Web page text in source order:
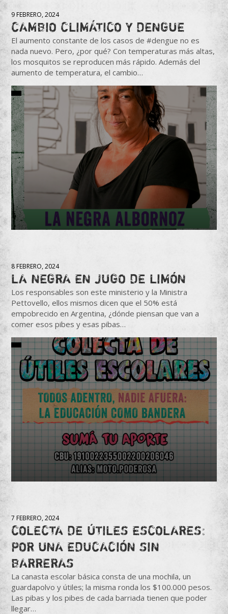
9 FEBRERO, 2024
CAMBIO CLIMÁTICO Y DENGUE
El aumento constante de los casos de #dengue no es
nada nuevo. Pero, ¿por qué? Con temperaturas más altas,
los mosquitos se reproducen más rápido. Además del
aumento de temperatura, el cambio…
8 FEBRERO, 2024
LA NEGRA EN JUGO DE LIMÓN
Los responsables son este ministerio y la Ministra
Pettovello, ellos mismos dicen que el 50% está
empobrecido en Argentina, ¿dónde piensan que van a
comer esos pibes y esas pibas…
7 FEBRERO, 2024
COLECTA DE ÚTILES ESCOLARES:
POR UNA EDUCACIÓN SIN
BARRERAS
La canasta escolar básica consta de una mochila, un
guardapolvo y útiles; la misma ronda los $100.000 pesos.
Las pibas y los pibes de cada barriada tienen que poder
llegar…